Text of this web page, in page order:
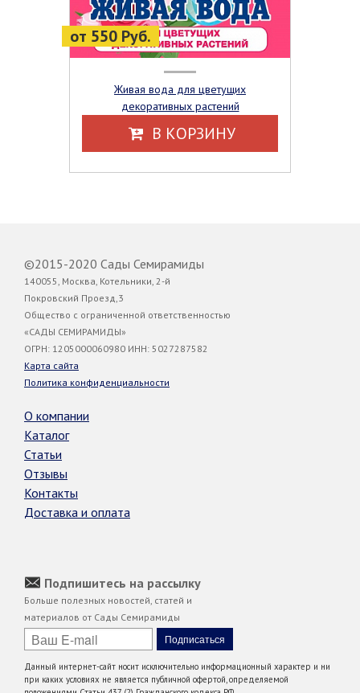
от 550 Руб.
Живая вода для цветущих
декоративных растений
В КОРЗИНУ
©2015-2020 Сады Семирамиды
140055, Москва, Котельники, 2-й
Покровский Проезд,3
Общество с ограниченной ответственностью
«САДЫ СЕМИРАМИДЫ»
ОГРН: 1205000060980 ИНН: 5027287582
Карта сайта
Политика конфиденциальности
О компании
Каталог
Статьи
Отзывы
Контакты
Доставка и оплата
Подпишитесь на рассылку
Больше полезных новостей, статей и
материалов от Сады Семирамиды
Данный интернет-сайт носит исключительно информационный характер и ни
при каких условиях не является публичной офертой, определяемой